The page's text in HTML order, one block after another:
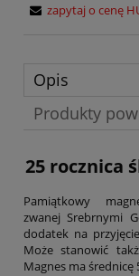
zapytaj o cenę
Opis
Produkty
25 rocznica
Pamiątkowy
zwanej Srebrnymi
dodatek na
Może stanowić
Magnes ma średnicę